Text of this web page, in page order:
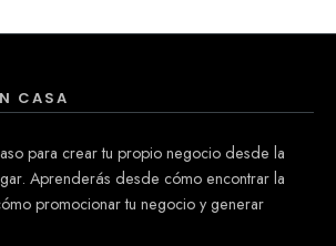
CASA
para crear tu propio negocio desde la
Aprenderás desde cómo encontrar la
promocionar tu negocio y generar